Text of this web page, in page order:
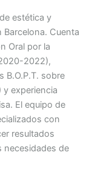
estética y
Barcelona. Cuenta
Oral por la
2022),
B.O.P.T. sobre
y experiencia
El equipo de
con
resultados
necesidades de